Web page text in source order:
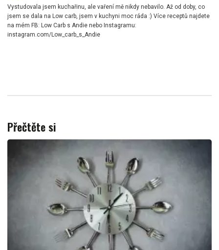
Vystudovala jsem kuchařinu, ale vaření mě nikdy nebavilo. Až od doby, co
jsem se dala na Low carb, jsem v kuchyni moc ráda :) Více receptů najdete
na mém FB: Low Carb s Andie nebo Instagramu:
instagram.com/Low_carb_s_Andie
Přečtěte si